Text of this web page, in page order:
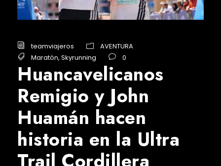
teamviajeros
AVENTURA
Maratón, Skyrunning 0
Huancavelicanos
Remigio y John
Huamán hacen
historia en la Ultra